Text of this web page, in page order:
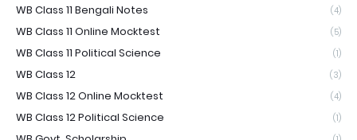
WB Class 11 Bengali Notes (4)
WB Class 11 Online Mocktest (5)
WB Class 11 Political Science (1)
WB Class 12 (3)
WB Class 12 Online Mocktest (4)
WB Class 12 Political Science (1)